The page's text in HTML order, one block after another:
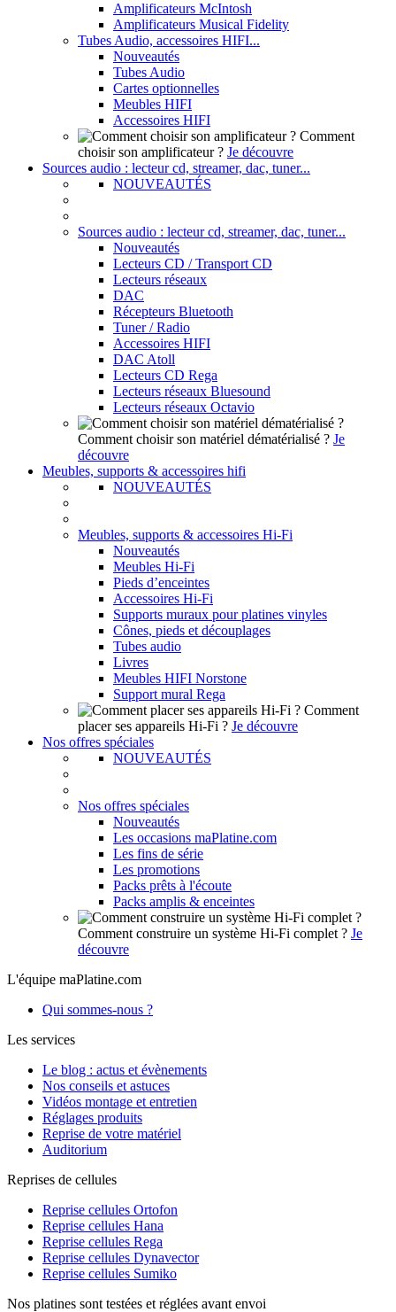
Amplificateurs McIntosh
Amplificateurs Musical Fidelity
Tubes Audio, accessoires HIFI...
Nouveautés
Tubes Audio
Cartes optionnelles
Meubles HIFI
Accessoires HIFI
Comment
choisir son amplificateur ? Je découvre
Sources audio : lecteur cd, streamer, dac, tuner...
NOUVEAUTÉS
Sources audio : lecteur cd, streamer, dac, tuner...
Nouveautés
Lecteurs CD / Transport CD
Lecteurs réseaux
DAC
Récepteurs Bluetooth
Tuner / Radio
Accessoires HIFI
DAC Atoll
Lecteurs CD Rega
Lecteurs réseaux Bluesound
Lecteurs réseaux Octavio
Comment choisir son matériel dématérialisé ? Je
découvre
Meubles, supports & accessoires hifi
NOUVEAUTÉS
Meubles, supports & accessoires Hi-Fi
Nouveautés
Meubles Hi-Fi
Pieds d’enceintes
Accessoires Hi-Fi
Supports muraux pour platines vinyles
Cônes, pieds et découplages
Tubes audio
Livres
Meubles HIFI Norstone
Support mural Rega
Comment
placer ses appareils Hi-Fi ? Je découvre
Nos offres spéciales
NOUVEAUTÉS
Nos offres spéciales
Nouveautés
Les occasions maPlatine.com
Les fins de série
Les promotions
Packs prêts à l'écoute
Packs amplis & enceintes
Comment construire un système Hi-Fi complet ? Je
découvre
L'équipe maPlatine.com
Qui sommes-nous ?
Les services
Le blog : actus et évènements
Nos conseils et astuces
Vidéos montage et entretien
Réglages produits
Reprise de votre matériel
Auditorium
Reprises de cellules
Reprise cellules Ortofon
Reprise cellules Hana
Reprise cellules Rega
Reprise cellules Dynavector
Reprise cellules Sumiko
Nos platines sont testées et réglées avant envoi